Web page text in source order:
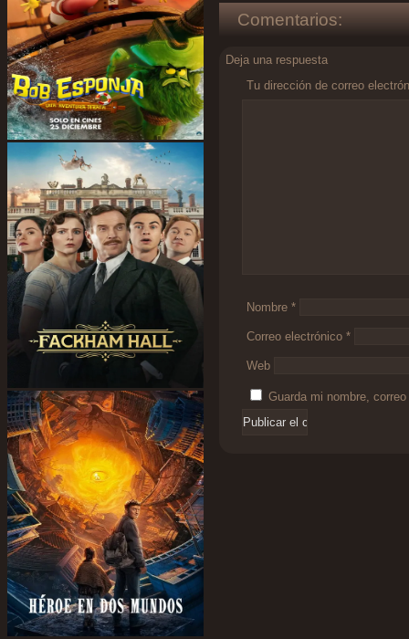
Comentarios:
Deja una respuesta
Tu dirección de correo
Nombre *
Correo electrónico *
Web
Guarda mi nombre,